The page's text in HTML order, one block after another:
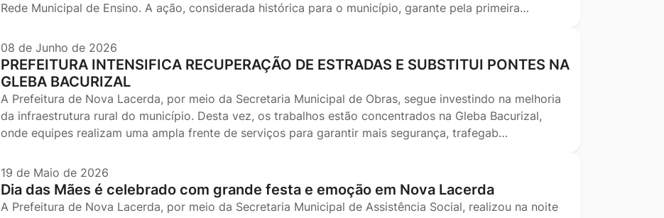
Rede Municipal de Ensino. A ação, considerada histórica para o município, garante pela primeira…
08 de Junho de 2026
PREFEITURA INTENSIFICA RECUPERAÇÃO DE ESTRADAS E SUBSTITUI PONTES NA
GLEBA BACURIZAL
A Prefeitura de Nova Lacerda, por meio da Secretaria Municipal de Obras, segue investindo na melhoria
da infraestrutura rural do município. Desta vez, os trabalhos estão concentrados na Gleba Bacurizal,
onde equipes realizam uma ampla frente de serviços para garantir mais segurança, trafegab…
19 de Maio de 2026
Dia das Mães é celebrado com grande festa e emoção em Nova Lacerda
A Prefeitura de Nova Lacerda, por meio da Secretaria Municipal de Assistência Social, realizou na noite